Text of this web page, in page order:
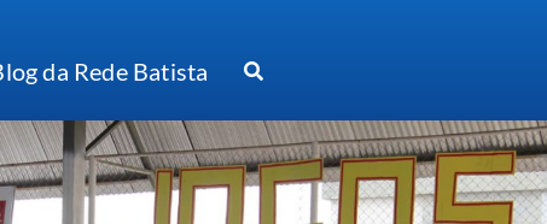
da Rede Batista